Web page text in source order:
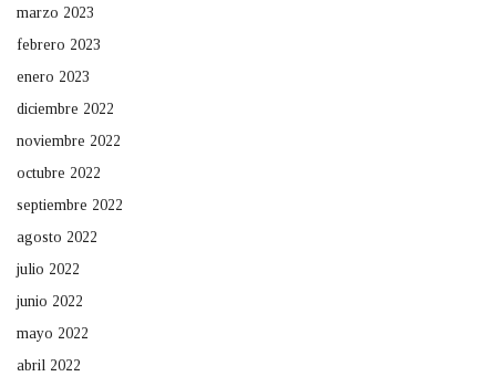
marzo 2023
febrero 2023
enero 2023
diciembre 2022
noviembre 2022
octubre 2022
septiembre 2022
agosto 2022
julio 2022
junio 2022
mayo 2022
abril 2022